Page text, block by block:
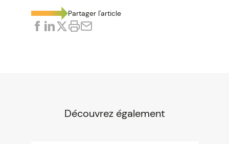
Partager l'article
Découvrez également